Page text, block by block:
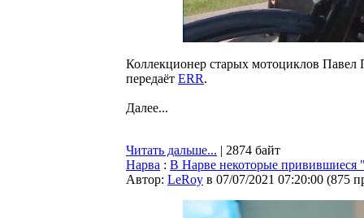
Коллекционер старых мотоциклов Павел
передаёт ERR.
Далее...
Читать дальше... | 2874 байт
Нарва : В Нарве некоторые привившиеся
Автор: LeRoy в 07/07/2021 07:20:00 (875